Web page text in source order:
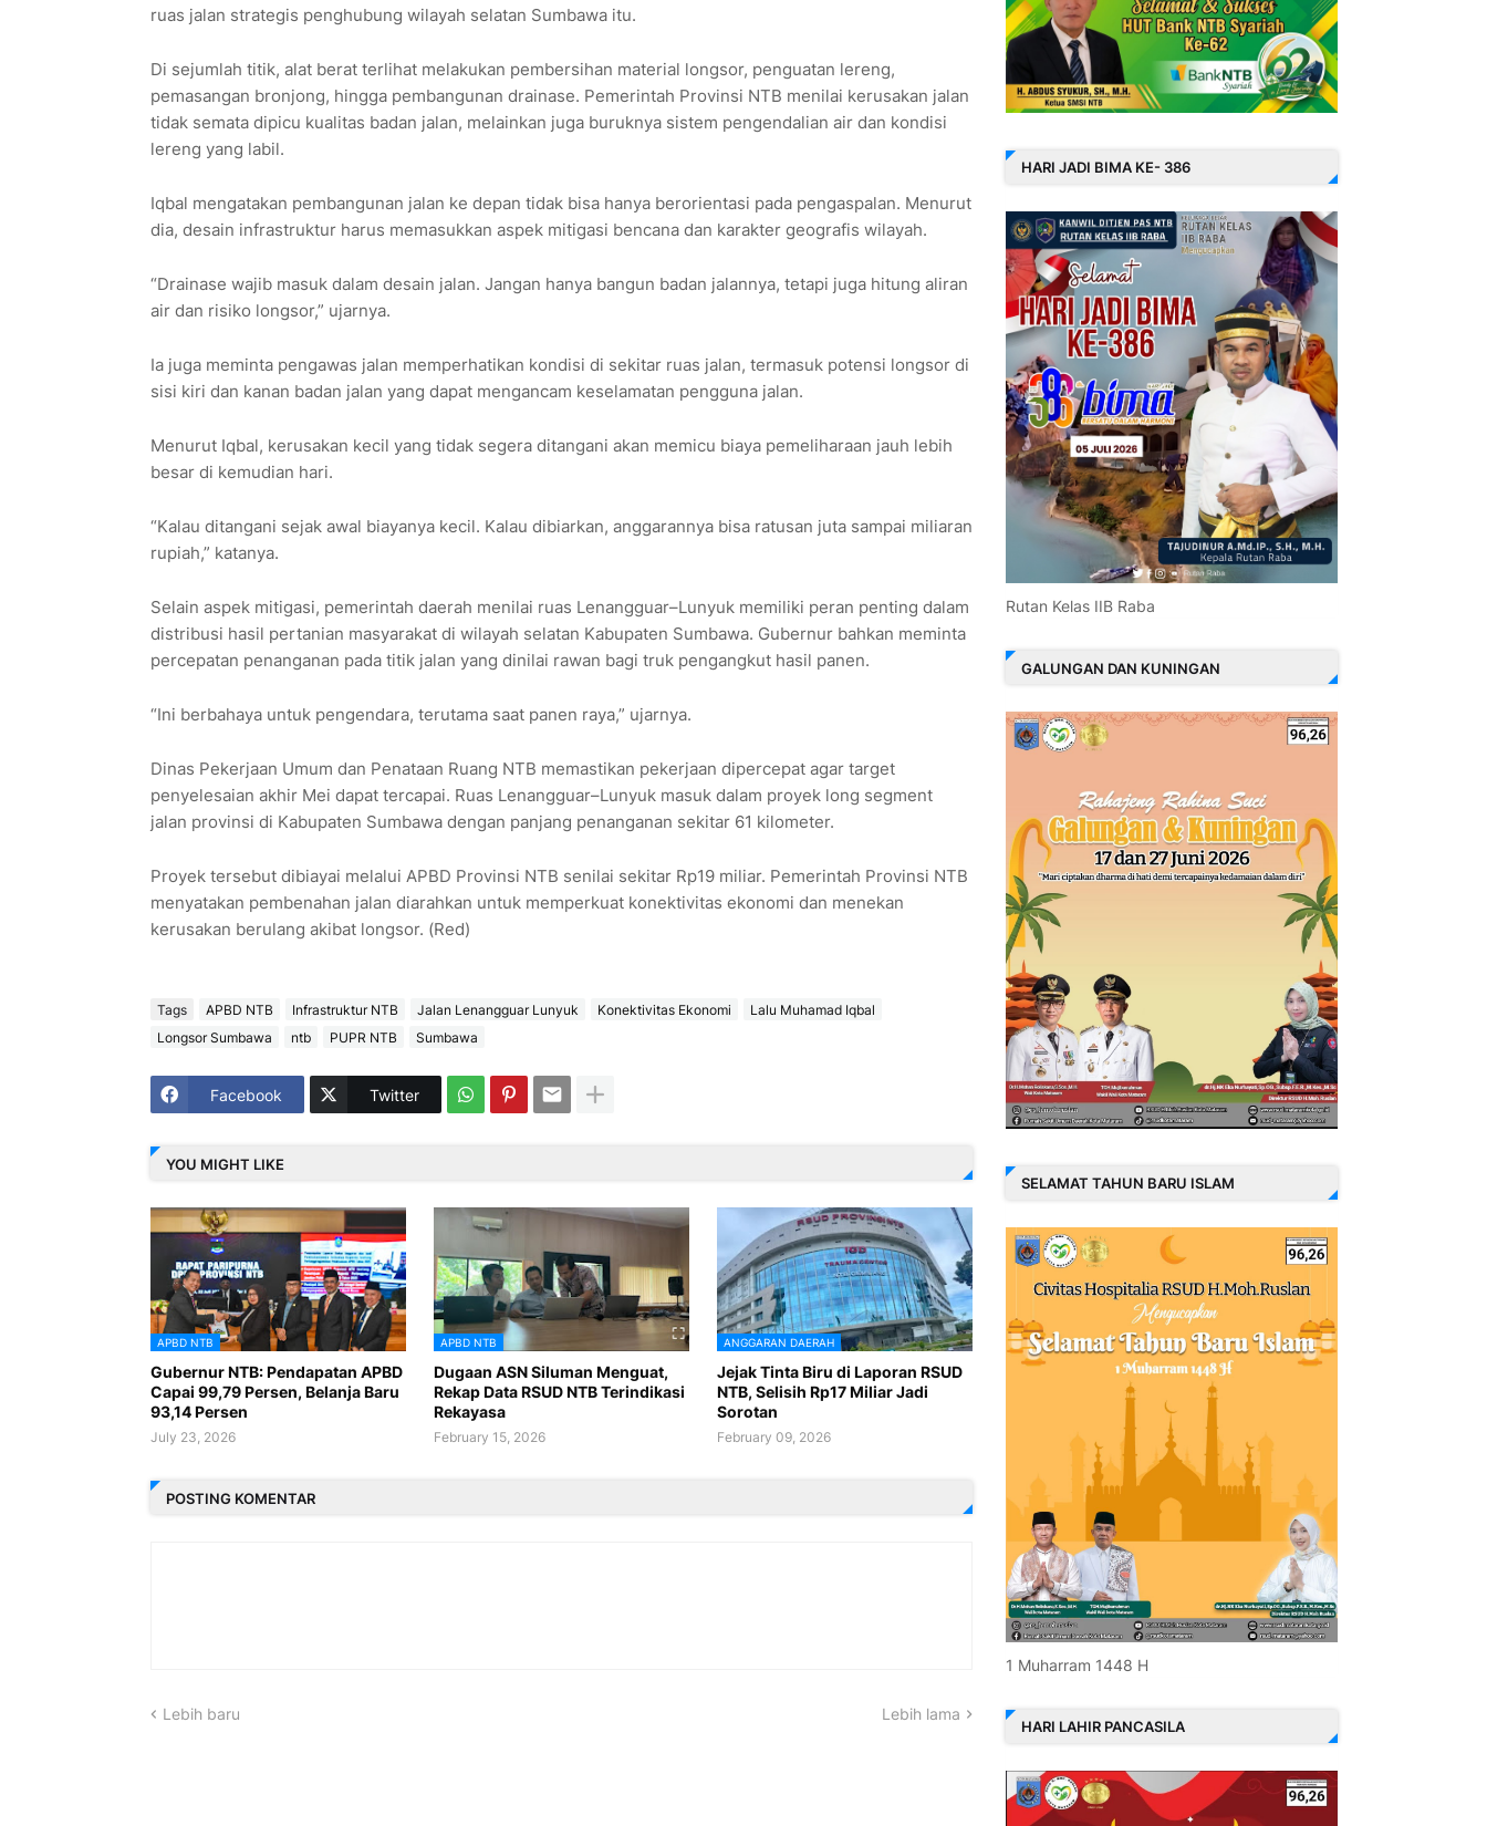
ruas jalan strategis penghubung wilayah selatan Sumbawa itu.
Di sejumlah titik, alat berat terlihat melakukan pembersihan material longsor, penguatan lereng,
pemasangan bronjong, hingga pembangunan drainase. Pemerintah Provinsi NTB menilai kerusakan jalan
tidak semata dipicu kualitas badan jalan, melainkan juga buruknya sistem pengendalian air dan kondisi
lereng yang labil.
Iqbal mengatakan pembangunan jalan ke depan tidak bisa hanya berorientasi pada pengaspalan. Menurut
dia, desain infrastruktur harus memasukkan aspek mitigasi bencana dan karakter geografis wilayah.
“Drainase wajib masuk dalam desain jalan. Jangan hanya bangun badan jalannya, tetapi juga hitung aliran
air dan risiko longsor,” ujarnya.
Ia juga meminta pengawas jalan memperhatikan kondisi di sekitar ruas jalan, termasuk potensi longsor di
sisi kiri dan kanan badan jalan yang dapat mengancam keselamatan pengguna jalan.
Menurut Iqbal, kerusakan kecil yang tidak segera ditangani akan memicu biaya pemeliharaan jauh lebih
besar di kemudian hari.
“Kalau ditangani sejak awal biayanya kecil. Kalau dibiarkan, anggarannya bisa ratusan juta sampai miliaran
rupiah,” katanya.
Selain aspek mitigasi, pemerintah daerah menilai ruas Lenangguar–Lunyuk memiliki peran penting dalam
distribusi hasil pertanian masyarakat di wilayah selatan Kabupaten Sumbawa. Gubernur bahkan meminta
percepatan penanganan pada titik jalan yang dinilai rawan bagi truk pengangkut hasil panen.
“Ini berbahaya untuk pengendara, terutama saat panen raya,” ujarnya.
Dinas Pekerjaan Umum dan Penataan Ruang NTB memastikan pekerjaan dipercepat agar target
penyelesaian akhir Mei dapat tercapai. Ruas Lenangguar–Lunyuk masuk dalam proyek long segment
jalan provinsi di Kabupaten Sumbawa dengan panjang penanganan sekitar 61 kilometer.
Proyek tersebut dibiayai melalui APBD Provinsi NTB senilai sekitar Rp19 miliar. Pemerintah Provinsi NTB
menyatakan pembenahan jalan diarahkan untuk memperkuat konektivitas ekonomi dan menekan
kerusakan berulang akibat longsor. (Red)
Tags APBD NTB Infrastruktur NTB Jalan Lenangguar Lunyuk Konektivitas Ekonomi
Lalu Muhamad Iqbal
Longsor Sumbawa
ntb PUPR NTB Sumbawa
Facebook Twitter
YOU MIGHT LIKE
APBD NTB
Gubernur NTB: Pendapatan APBD
Capai 99,79 Persen, Belanja Baru
93,14 Persen
July 23, 2026
APBD NTB
Dugaan ASN Siluman Menguat,
Rekap Data RSUD NTB Terindikasi
Rekayasa
February 15, 2026
ANGGARAN DAERAH
Jejak Tinta Biru di Laporan RSUD
NTB, Selisih Rp17 Miliar Jadi
Sorotan
February 09, 2026
POSTING KOMENTAR
Lebih baru Lebih lama
HARI JADI BIMA KE- 386
Rutan Kelas IIB Raba
GALUNGAN DAN KUNINGAN
SELAMAT TAHUN BARU ISLAM
1 Muharram 1448 H
HARI LAHIR PANCASILA